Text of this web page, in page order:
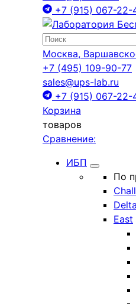
+7 (915) 067-22-
Москва,
+7 (495) 109-90-77
sales@ups-lab.ru
+7 (915) 067-22-
Корзина
товаров
Сравнение:
ИБП
По
Delta
East